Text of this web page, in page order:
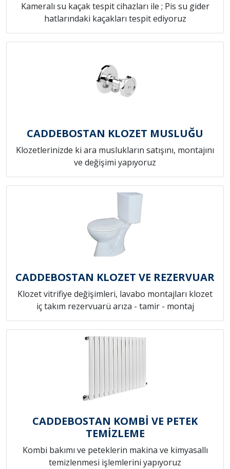
Kameralı su kaçak tespit cihazları ile ; Pis su gider
hatlarındaki kaçakları tespit ediyoruz
CADDEBOSTAN KLOZET MUSLUĞU
Klozetlerinizde ki ara muslukların satışını, montajını
ve değişimi yapıyoruz
CADDEBOSTAN KLOZET VE REZERVUAR
Klozet vitrifiye değişimleri, lavabo montajları klozet
iç takım rezervuarü arıza - tamir - montaj
CADDEBOSTAN KOMBİ VE PETEK
TEMİZLEME
Kombi bakımı ve peteklerin makina ve kimyasallı
temizlenmesi işlemlerini yapıyoruz